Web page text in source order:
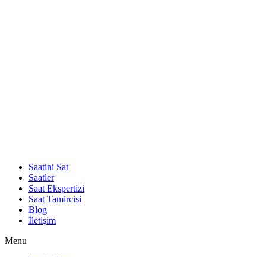
Saatini Sat
Saatler
Saat Ekspertizi
Saat Tamircisi
Blog
İletişim
Menu